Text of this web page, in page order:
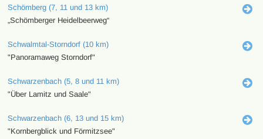
Schömberg (7, 11 und 13 km)
„Schömberger Heidelbeerweg“
Schwalmtal-Storndorf (10 km)
"Panoramaweg Storndorf"
Schwarzenbach (5, 8 und 11 km)
"Über Lamitz und Saale"
Schwarzenbach (6, 13 und 15 km)
"Kornbergblick und Förmitzsee"